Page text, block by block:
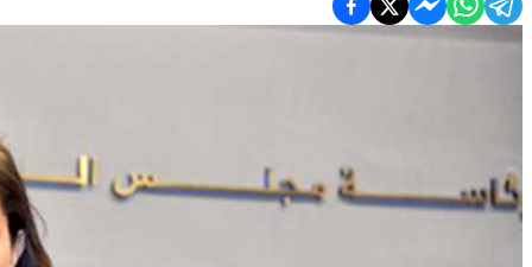
خاص
ثقافة ومجتمع
منوعات